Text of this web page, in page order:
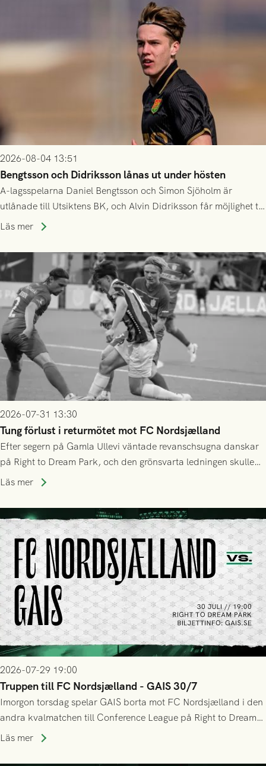
2026-08-04 13:51
Bengtsson och Didriksson lånas ut under hösten
A-lagsspelarna Daniel Bengtsson och Simon Sjöholm är
utlånade till Utsiktens BK, och Alvin Didriksson får möjlighet till
speltid i Hestrafors genom föreningssamarbete.
Läs mer
2026-07-31 13:30
Tung förlust i returmötet mot FC Nordsjælland
Efter segern på Gamla Ullevi väntade revanschsugna danskar
på Right to Dream Park, och den grönsvarta ledningen skulle
upphöra efter mindre än kvarten spelad. På lika mark visade
tennissiffror och det grönsvarta europaäventyret tog slut.
Läs mer
2026-07-29 19:00
Truppen till FC Nordsjælland - GAIS 30/7
Imorgon torsdag spelar GAIS borta mot FC Nordsjælland i den
andra kvalmatchen till Conference League på Right to Dream
Park! Fredrik Holmberg och ledarstaben har tagit ut följande
Läs mer